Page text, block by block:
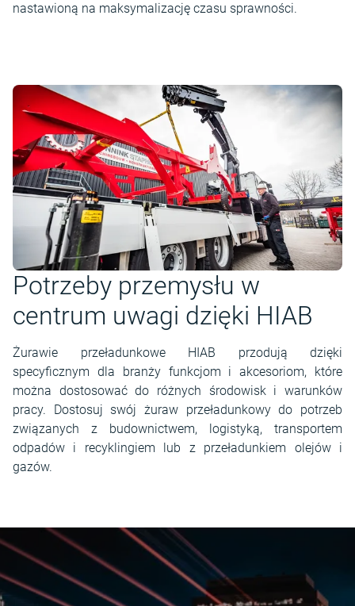
nastawioną na maksymalizację czasu sprawności.
Potrzeby przemysłu w
centrum uwagi dzięki HIAB
Żurawie przeładunkowe HIAB przodują dzięki
specyficznym dla branży funkcjom i akcesoriom, które
można dostosować do różnych środowisk i warunków
pracy. Dostosuj swój żuraw przeładunkowy do potrzeb
związanych z budownictwem, logistyką, transportem
odpadów i recyklingiem lub z przeładunkiem olejów i
gazów.